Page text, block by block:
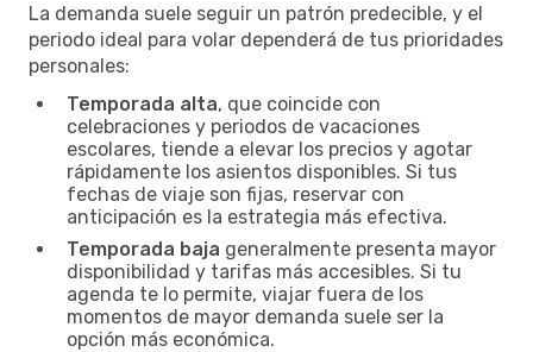
La demanda suele seguir un patrón predecible, y el
periodo ideal para volar dependerá de tus prioridades
personales:
Temporada alta, que coincide con
celebraciones y periodos de vacaciones
escolares, tiende a elevar los precios y agotar
rápidamente los asientos disponibles. Si tus
fechas de viaje son fijas, reservar con
anticipación es la estrategia más efectiva.
Temporada baja generalmente presenta mayor
disponibilidad y tarifas más accesibles. Si tu
agenda te lo permite, viajar fuera de los
momentos de mayor demanda suele ser la
opción más económica.